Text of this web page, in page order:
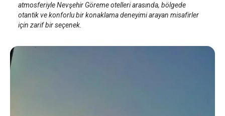
atmosferiyle Nevşehir Göreme otelleri arasında, bölgede
otantik ve konforlu bir konaklama deneyimi arayan misafirler
için zarif bir seçenek.